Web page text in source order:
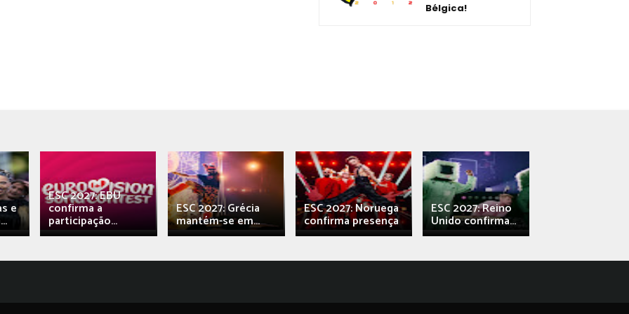
Bélgica!
e
ESC 2027: EBU
confirma a
participação...
ESC 2027: Grécia
mantém-se em...
ESC 2027: Noruega
confirma presença
ESC 2027: Reino
Unido confirma...